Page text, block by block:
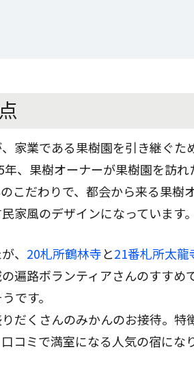
家業である果樹園を引き継ぐた
、果樹オーナーが果樹園を訪れ
こだわりで、都会から来る果樹
家風のデザインになっています
、 20札所鶴林寺と21番札所太龍
遍路ボランティアさんのすすめ
です。
だくさんのみかんのお接待。特
コミで満室になる人気の宿にな